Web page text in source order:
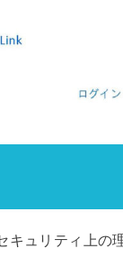
キュリティ上